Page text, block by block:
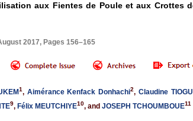
aux Fientes de Poule et aux Crottes
2017, Pages 156–165
1, Aimérance Kenfack Donhachi2,Claudine
9, Félix MEUTCHIYE10, and JOSEPH TCHOUMBOUE11